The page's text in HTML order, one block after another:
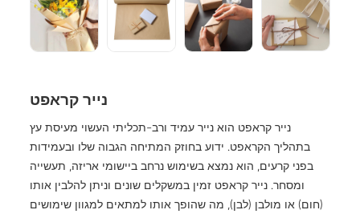
נייר קראפט
נייר קראפט הוא נייר עמיד ורב-תכליתי העשוי מעיסת עץ
בתהליך הקראפט. ידוע בחוזק המתיחה הגבוה שלו ובעמידות
בפני קרעים, הוא נמצא בשימוש נרחב ביישומי אריזה, תעשייה
ומסחר. נייר קראפט זמין במשקלים שונים וניתן להלבין אותו
(חום) או מולבן (לבן), מה שהופך אותו למתאים למגוון שימושים